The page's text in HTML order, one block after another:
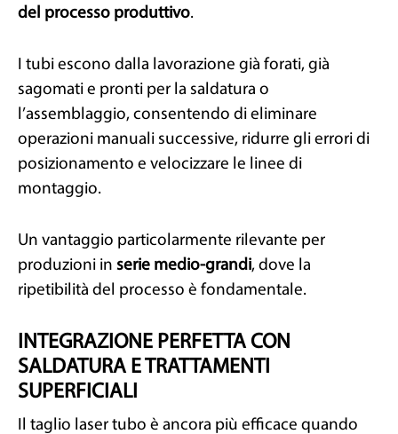
del processo produttivo.
I tubi escono dalla lavorazione già forati, già
sagomati e pronti per la saldatura o
l’assemblaggio, consentendo di eliminare
operazioni manuali successive, ridurre gli errori di
posizionamento e velocizzare le linee di
montaggio.
Un vantaggio particolarmente rilevante per
produzioni in serie medio-grandi, dove la
ripetibilità del processo è fondamentale.
INTEGRAZIONE PERFETTA CON
SALDATURA E TRATTAMENTI
SUPERFICIALI
Il taglio laser tubo è ancora più efficace quando